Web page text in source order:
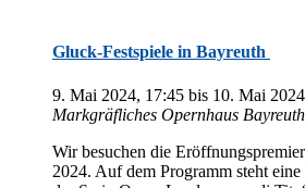
Gluck-Festspiele in Bayreuth
9. Mai 2024, 17:45 bis 10. Mai
Mark­gräf­li­ches Opern­haus Bayreuth
Wir be­su­chen die
2024. Auf dem Pro­gramm steht